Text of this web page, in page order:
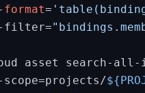
format=
filter=
asset search-all-
scope=projects/